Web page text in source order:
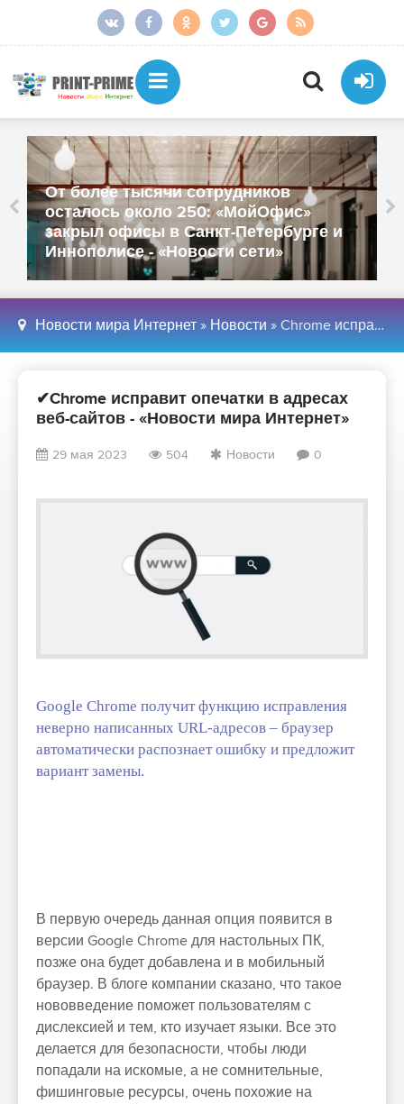
От более тысячи сотрудников
осталось около 250: «МойОфис»
закрыл офисы в Санкт-Петербурге и
Иннополисе - «Новости сети»
Новости мира Интернет » Новости » Chrome исправит опечатки в адресах веб-сайтов - «Новости мира Интернет»
✔Chrome исправит опечатки в адресах
веб-сайтов - «Новости мира Интернет»
29 мая 2023 504 Новости 0
Google Chrome получит функцию исправления
неверно написанных URL-адресов – браузер
автоматически распознает ошибку и предложит
вариант замены.
В первую очередь данная опция появится в
версии Google Chrome для настольных ПК,
позже она будет добавлена и в мобильный
браузер. В блоге компании сказано, что такое
нововведение поможет пользователям с
дислексией и тем, кто изучает языки. Все это
делается для безопасности, чтобы люди
попадали на искомые, а не сомнительные,
фишинговые ресурсы, очень похожие на